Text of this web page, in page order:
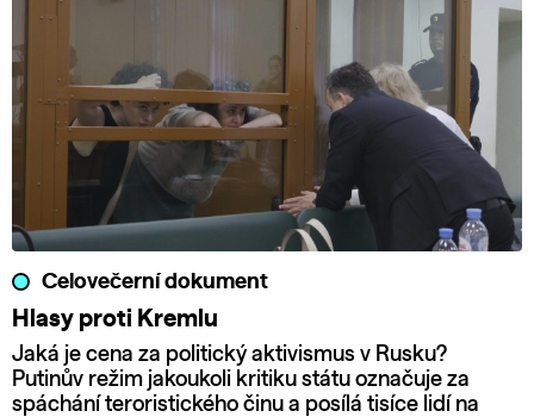
Celovečerní dokument
Hlasy proti Kremlu
Jaká je cena za politický aktivismus v Rusku?
Putinův režim jakoukoli kritiku státu označuje za
spáchání teroristického činu a posílá tisíce lidí na